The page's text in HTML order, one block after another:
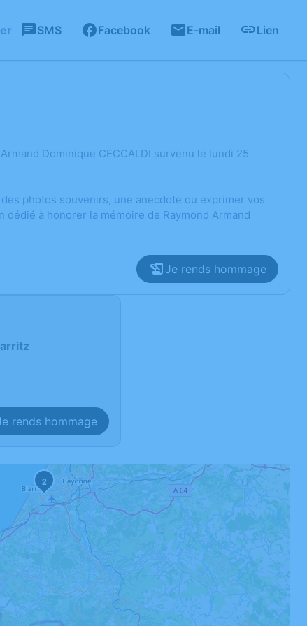
SMS Facebook E-mail Lien
Dominique CECCALDI survenu le lundi 25
photos souvenirs, une anecdote ou exprimer vos
à honorer la mémoire de Raymond Armand
Je rends hommage
rends hommage
2